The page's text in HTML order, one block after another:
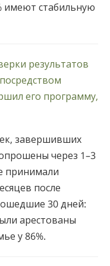
имеют стабильную
результатов
его программу,
завершивших
через 1–3
принимали
после
30 дней:
арестованы
у 86%.